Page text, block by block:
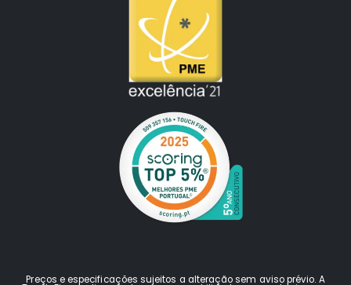
Preços e especificações sujeitos a alteração sem aviso prévio. A